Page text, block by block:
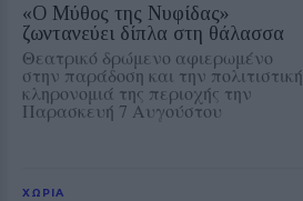
«Ο Μύθος της Νυφίδας»
ζωντανεύει δίπλα στη θάλασσα
Θεατρικό δρώμενο αφιερωμένο
στην παράδοση και την πολιτιστική
κληρονομιά της περιοχής την
Παρασκευή 7 Αυγούστου
ΧΩΡΙΑ